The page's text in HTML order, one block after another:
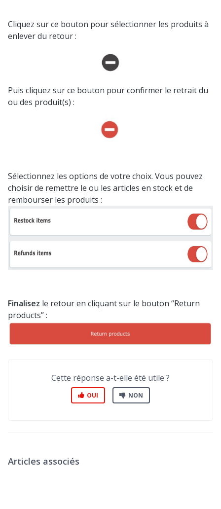
Cliquez sur ce bouton pour sélectionner les produits à
enlever du retour :
Puis cliquez sur ce bouton pour confirmer le retrait du
ou des produit(s) :
Sélectionnez les options de votre choix. Vous pouvez
choisir de remettre le ou les articles en stock et de
rembourser les produits :
Finalisez le retour en cliquant sur le bouton “Return
products” :
Cette réponse a-t-elle été utile ?
OUI NON
Articles associés